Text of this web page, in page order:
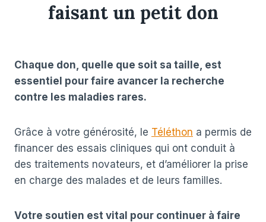
faisant un petit don​
Chaque don, quelle que soit sa taille, est
essentiel pour faire avancer la recherche
contre les maladies rares.
Grâce à votre générosité, le Téléthon a permis de
financer des essais cliniques qui ont conduit à
des traitements novateurs, et d’améliorer la prise
en charge des malades et de leurs familles.
Votre soutien est vital pour continuer à faire